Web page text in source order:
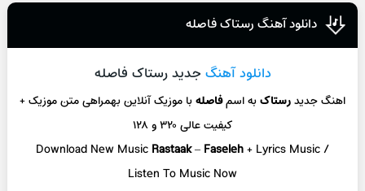
دانلود آهنگ رستاک فاصله
دانلود آهنگ جدید رستاک فاصله
اهنگ جدیدرستاکبه اسمفاصلهبا موزیک آنلاینبهمراهی متن موزیک +
کیفیت عالی ۳۲۰ و ۱۲۸
Download New Music Rastaak– Faseleh+ Lyrics Music /
Listen To Music Now